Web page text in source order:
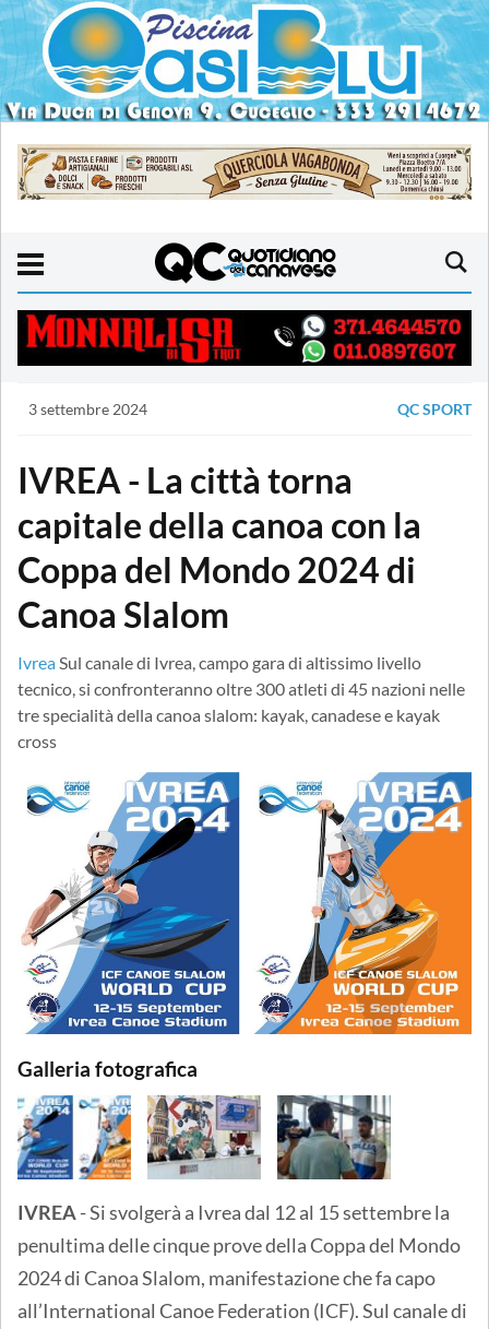
3 settembre 2024 QC SPORT
IVREA - La città torna
capitale della canoa con la
Coppa del Mondo 2024 di
Canoa Slalom
IvreaSul canale di Ivrea, campo gara di altissimo livello
tecnico, si confronteranno oltre 300 atleti di 45 nazioni nelle
tre specialità della canoa slalom: kayak, canadese e kayak
cross
Galleria fotografica
IVREA- Si svolgerà a Ivrea dal 12 al 15 settembre la
penultima delle cinque prove della Coppa del Mondo
2024 di Canoa Slalom, manifestazione che fa capo
all’International Canoe Federation (ICF). Sul canale di